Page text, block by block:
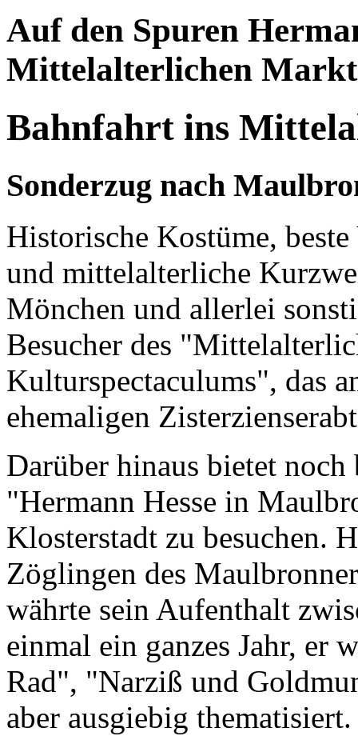
Auf den Spuren
Mittelalterlichen Markt
Bahnfahrt ins
Sonderzug nach
Historische Kostüme,
und mittelalterliche
Mönchen und allerlei
Besucher des
Kulturspectaculums", das
ehemaligen
Darüber hinaus bietet
"Hermann Hesse in
Klosterstadt zu besuchen.
Zöglingen des
währte sein Aufenthalt
einmal ein ganzes Jahr, er
Rad", "Narziß und
aber ausgiebig thematisiert.